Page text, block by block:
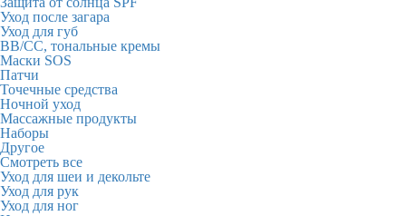
Уход после загара
Уход для губ
BB/CC, тональные кремы
Маски SOS
Патчи
Точечные средства
Ночной уход
Массажные продукты
Наборы
Другое
Смотреть все
Уход для шеи и декольте
Уход для рук
Уход для ног